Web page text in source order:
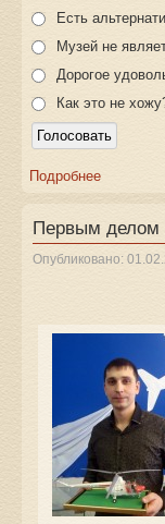
Есть
Музей не
Дорогое
Как это не
Подробнее
Первым делом
Опубликовано: